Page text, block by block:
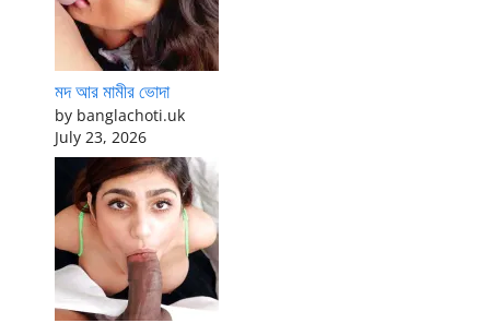
মদ আর মামীর ভোদা
by banglachoti.uk
July 23, 2026